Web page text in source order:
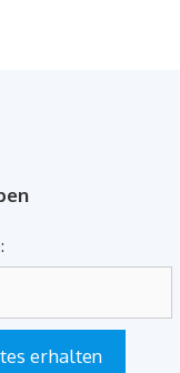
erhalten